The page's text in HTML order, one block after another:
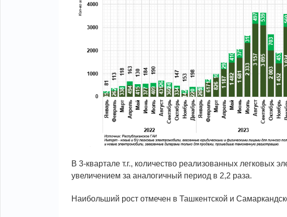
В 3-квартале т.г., количество реализованных легковых
увеличением за аналогичный период в 2,2 раза.
Наибольший рост отмечен в Ташкентской и